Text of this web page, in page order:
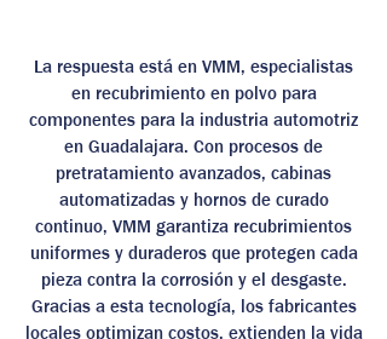
La respuesta está en VMM, especialistas
en recubrimiento en polvo para
componentes para la industria automotriz
en Guadalajara. Con procesos de
pretratamiento avanzados, cabinas
automatizadas y hornos de curado
continuo, VMM garantiza recubrimientos
uniformes y duraderos que protegen cada
pieza contra la corrosión y el desgaste.
Gracias a esta tecnología, los fabricantes
locales optimizan costos, extienden la vida